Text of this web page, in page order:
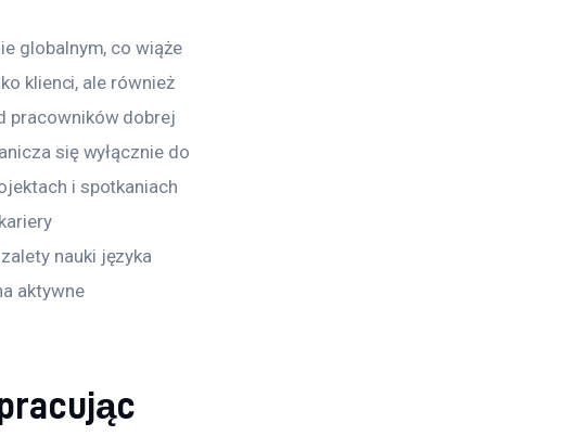
globalnym, co wiąże
klienci, ale również
pracowników dobrej
się wyłącznie do
i spotkaniach
nauki języka
aktywne